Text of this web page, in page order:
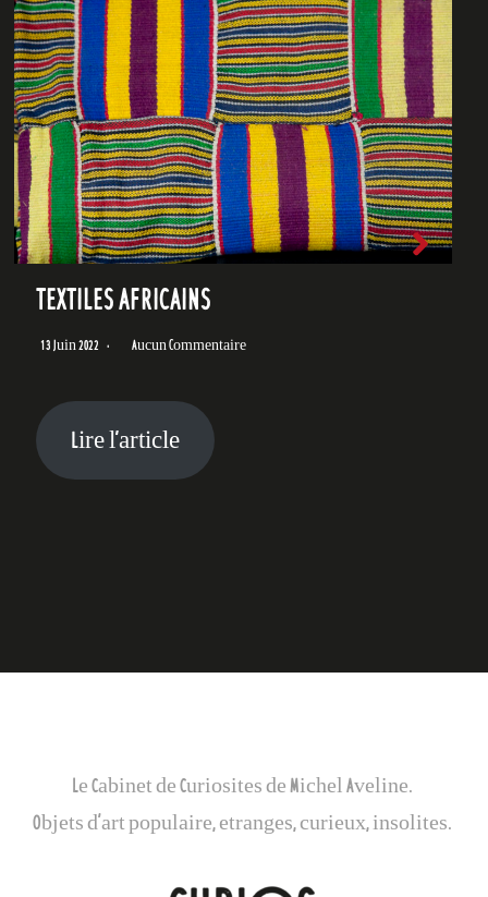
TEXTILES AFRICAINS
13 Juin 2022 Aucun Commentaire
Lire l’article
Le Cabinet de Curiosites de Michel Aveline.
Objets d’art populaire, etranges, curieux, insolites.